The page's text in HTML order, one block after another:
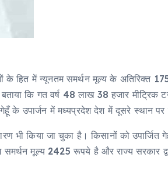
के हित में न्यूनतम समर्थन मूल्य के अतिरिक्त
कि गत वर्ष 48 लाख 38 हजार मीट्रिक
गेहूँ के उपार्जन में मध्यप्रदेश देश में दूसरे स्थान पर
भी किया जा चुका है। किसानों को उपार्जित
मूल्य 2425 रूपये है और राज्य सरकार